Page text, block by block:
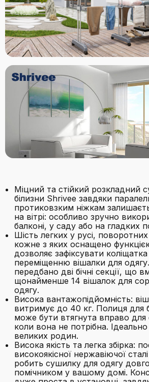
Міцний та стійкий розкладний
білизни Shrivee завдяки
протиковзким ніжкам
на вітрі: особливо зручно
балконі, у саду або на гладких
Шість легких у русі,
кожне з яких оснащено
дозволяє зафіксувати коліщатка
переміщенню вішалки для
передбано дві бічні секції, що
щонайменше 14 вішалок для
одягу.
Висока вантажопідйомність:
витримує до 40 кг. Полиця для
може бути втягнута вправо для
коли вона не потрібна.
великих родин.
Висока якість та легка збірка:
високоякісної нержавіючої
робить сушилку для одягу
помічником у вашому домі.